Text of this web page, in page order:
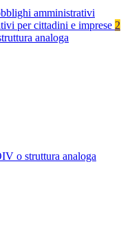
amministrativi
per cittadini e imprese 2
analoga
o struttura analoga